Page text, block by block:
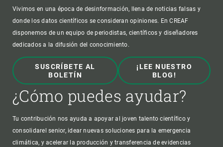
Vivimos en una época de desinformación, llena de noticias falsas y
donde los datos científicos se consideran opiniones. En CREAF
disponemos de un equipo de periodistas, científicos y diseñadores
dedicados a la difusión del conocimiento.
SUSCRÍBETE AL
BOLETÍN
¡LEE NUESTRO
BLOG!
¿Cómo puedes ayudar?
Tu contribución nos ayuda a apoyar al joven talento científico y
consolidarel senior, idear nuevas soluciones para la emergencia
climática, y acelerar la producción y transferencia de evidencias